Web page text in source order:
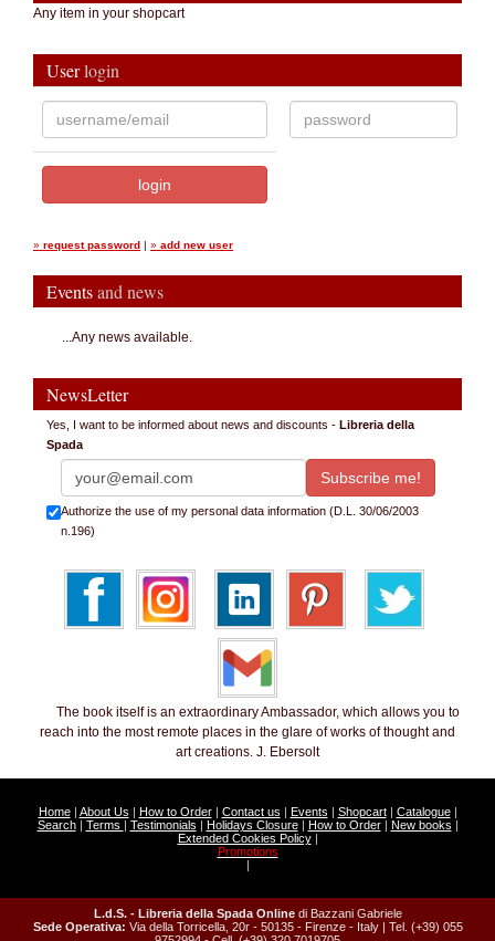
Any item in your shopcart
Userlogin
» request password | » add new user
Eventsand news
...Any news available.
NewsLetter
Yes, I want to be informed about news and discounts - Libreria della
Spada
Authorize the use of my personal data information (D.L. 30/06/2003
n.196)
The book itself is an extraordinary Ambassador, which allows you to
reach into the most remote places in the glare of works of thought and
art creations. J. Ebersolt
Home| About Us | How to Order| Contact us | Events | Shopcart| Catalogue|
Search| Terms | Testimonials | Holidays Closure| How to Order| New books |
Extended Cookies Policy|
Promotions
|
L.d.S. - Libreria della Spada Online di Bazzani Gabriele
Sede Operativa: Via della Torricella, 20r - 50135 - Firenze - Italy | Tel. (+39) 055